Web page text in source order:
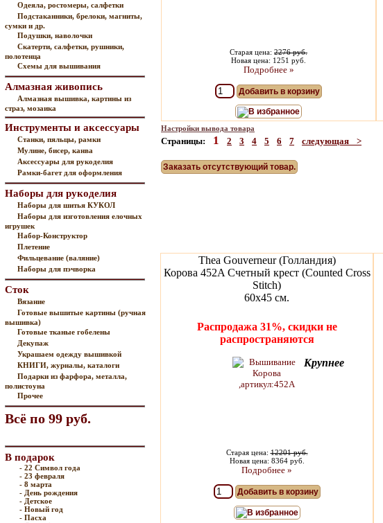
Одеяла, ростомеры, салфетки
Подстаканники, брелоки, магниты,
сумки и др.
Подушки, наволочки
Скатерти, салфетки, рушники,
полотенца
Схемы для вышивания
Алмазная живопись
Алмазная вышивка, картины из
страз, мозаика
Инструменты и аксессуары
Станки, пяльцы, рамки
Мулине, бисер, канва
Аксессуары для рукоделия
Рамки-багет для оформления
Наборы для рукоделия
Наборы для шитья КУКОЛ
Наборы для изготовления елочных
игрушек
Набор-Конструктор
Плетение
Фильцевание (валяние)
Наборы для пэчворка
Сток
Вязание
Готовые вышитые картины (ручная
вышивка)
Готовые тканые гобелены
Декупаж
Украшаем одежду вышивкой
КНИГИ, журналы, каталоги
Подарки из фарфора, металла,
полистоуна
Прочее
Всё по 99 руб.
В подарок
- 22 Символ года
- 23 февраля
- 8 марта
- День рождения
- Детское
- Новый год
- Пасха
Старая цена: 2276 руб.
Новая цена: 1251 руб.
Подробнее »
Добавить в корзину
В избранное
Настройки вывода товара
Страницы: 1 2 3 4 5 6 7 следующая >
Заказать отсутствующий товар.
Thea Gouverneur (Голландия)
Корова 452A Счетный крест (Counted Cross
Stitch)
60х45 см.
Распродажа 31%, скидки не
распространяются
Крупнее
Старая цена:12201 руб.
Новая цена: 8364 руб.
Подробнее »
Добавить в корзину
В избранное